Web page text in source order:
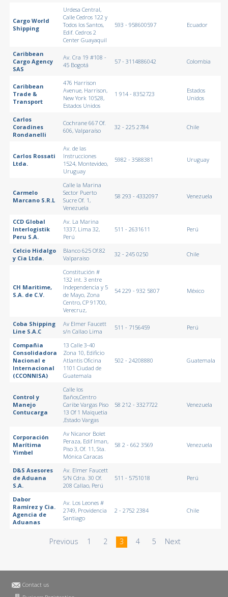
Cargo World
Shipping
Urdesa Central,
Calle Cedros 122 y
Todos los Santos,
Edif. Cedros 2
Center Guayaquil
593 - 958600597 Ecuador
Caribbean
Cargo Agency
SAS
Av. Cra 19 #108 -
45 Bogotá
57 - 3114886042 Colombia
Caribbean
Trade &
Transport
476 Harrison
Avenue, Harrison,
New York 10528,
Estados Unidos
1 914 - 8352723
Estados
Unidos
Carlos
Coradines
Rondanelli
Cochrane 667 Of.
606, Valparaíso
32 - 225 2784 Chile
Carlos Rossati
Ltda.
Av. de las
Instrucciones
1524, Montevideo,
Uruguay
5982 - 3588381 Uruguay
Carmelo
Marcano S.R.L
Calle la Marina
Sector Puerto
Sucre Of. 1,
Venezuela
58 293 - 4332097 Venezuela
CCD Global
Interlogistik
Peru S.A.
Av. La Marina
1337, Lima 32,
Perú
511 - 2631611 Perú
Celcio Hidalgo
y Cia Ltda.
Blanco 625 Of.82
Valparaiso
32 - 245 0250 Chile
CH Maritime,
S.A. de C.V.
Constitución #
132 int. 3 entre
Independencia y 5
de Mayo, Zona
Centro, CP 91700,
Verecruz,
54 229 - 932 5807 México
Coba Shipping
Line S.A.C
Av Elmer Faucett
s/n Callao Lima
511 - 7156459 Perú
Compañia
Consolidadora
Nacional e
Internacional
(CCONNISA)
13 Calle 3-40
Zona 10, Edificio
Atlantis Oficina
1101 Ciudad de
Guatemala
502 - 24208880 Guatemala
Control y
Manejo
Contucarga
Calle los
Baños,Centro
Caribe Vargas Piso
13 Of 1 Maiquetia
,Estado Vargas
58 212 - 3327722 Venezuela
Corporación
Marítima
Yimbel
Av Nicanor Bolet
Peraza, Edif Iman,
Piso 3, Of. 11, Sta.
Mónica Caracas
58 2 - 662 3569 Venezuela
D&S Asesores
de Aduana
S.A.
Av. Elmer Faucett
S/N Cdra. 30 Of.
208 Callao, Perú
511 - 5751018 Perú
Dabor
Ramírez y Cia.
Agencia de
Aduanas
Av. Los Leones #
2749, Providencia
Santiago
2 - 2752 2384 Chile
Previous 1 2 3 4 5 Next
Contact us